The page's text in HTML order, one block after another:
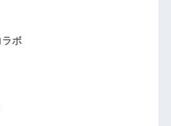
ラボ